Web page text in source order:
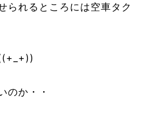
れるところには空車タク
のか・・